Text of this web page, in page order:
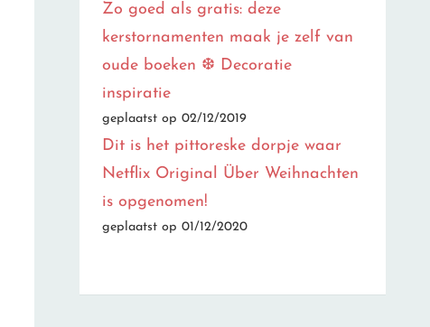
Zo goed als gratis: deze
kerstornamenten maak je zelf van
oude boeken ❆ Decoratie
inspiratie
geplaatst op 02/12/2019
Dit is het pittoreske dorpje waar
Netflix Original Über Weihnachten
is opgenomen!
geplaatst op 01/12/2020